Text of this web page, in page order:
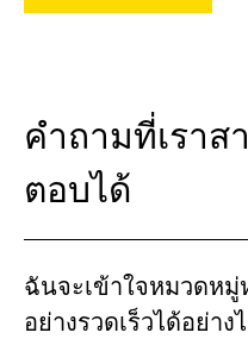
คำถามที่เรา
ตอบได้
ฉันจะเข้าใจหมวดห
อย่างรวดเร็วได้อย่าง